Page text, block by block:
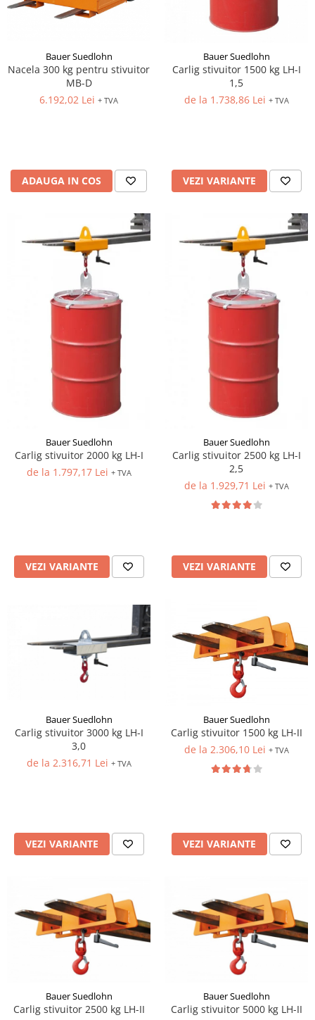
Bauer Suedlohn
Nacela 300 kg pentru stivuitor
MB-D
6.192,02 Lei + TVA
ADAUGA IN COS
Bauer Suedlohn
Carlig stivuitor 1500 kg LH-I
1,5
de la 1.738,86 Lei + TVA
VEZI VARIANTE
Bauer Suedlohn
Carlig stivuitor 2000 kg LH-I
de la 1.797,17 Lei + TVA
VEZI VARIANTE
Bauer Suedlohn
Carlig stivuitor 2500 kg LH-I
2,5
de la 1.929,71 Lei + TVA
VEZI VARIANTE
Bauer Suedlohn
Carlig stivuitor 3000 kg LH-I
3,0
de la 2.316,71 Lei + TVA
VEZI VARIANTE
Bauer Suedlohn
Carlig stivuitor 1500 kg LH-II
de la 2.306,10 Lei + TVA
VEZI VARIANTE
Bauer Suedlohn
Carlig stivuitor 2500 kg LH-II
Bauer Suedlohn
Carlig stivuitor 5000 kg LH-II